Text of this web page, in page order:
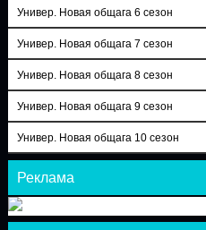
Универ. Новая общага 6 сезон
Универ. Новая общага 7 сезон
Универ. Новая общага 8 сезон
Универ. Новая общага 9 сезон
Универ. Новая общага 10 сезон
Реклама